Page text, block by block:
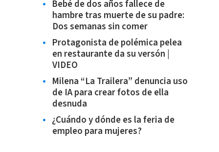
Bebé de dos años fallece de
hambre tras muerte de su padre:
Dos semanas sin comer
Protagonista de polémica pelea
en restaurante da su versón |
VIDEO
Milena “La Trailera” denuncia uso
de IA para crear fotos de ella
desnuda
¿Cuándo y dónde es la feria de
empleo para mujeres?